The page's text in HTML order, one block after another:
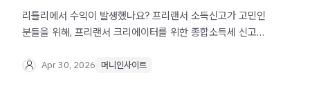
리틀리에서 수익이 발생했나요? 프리랜서 소득신고가 고민인
분들을 위해, 프리랜서 크리에이터를 위한 종합소득세 신고
Apr 30, 2026 머니인사이트